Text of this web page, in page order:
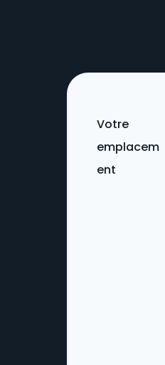
Votre
emplacem
ent